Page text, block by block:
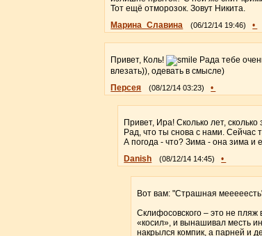
Тот ещё отморозок. Зовут Никита.
Марина_Славина
(06/12/14 19:46) •
Привет, Коль!
Рада тебе
влезать)), одевать в смысле)
Персея
(08/12/14 03:23) •
Привет, Ира! Сколько лет, сколько
Рад, что ты снова с нами. Сейчас
А погода - что? Зима - она зима и
Danish
(08/12/14 14:45) •
Вот вам: "Страшная
Склифосовского – это не
«косил», и вынашивал месть
накрылся компик, а парней и